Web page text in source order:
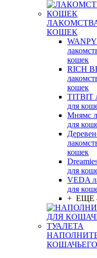
КОШЕК
кошек
RICH
кошек
TITBIT
для
Мнямс
для
кошек
для
VEDA
для
+ ЕЩЕ